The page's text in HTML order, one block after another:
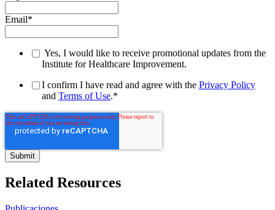
Email*
Yes, I would like to receive promotional updates from the
Institute for Healthcare Improvement.
I confirm I have read and agree with the Privacy Policy
and Terms of Use.*
Related Resources